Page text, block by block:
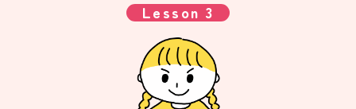
Lesson 3